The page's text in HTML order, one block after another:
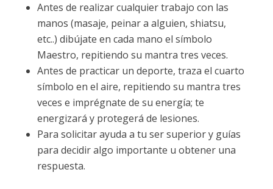
Antes de realizar cualquier trabajo con las
manos (masaje, peinar a alguien, shiatsu,
etc..) dibújate en cada mano el símbolo
Maestro, repitiendo su mantra tres veces.
Antes de practicar un deporte, traza el cuarto
símbolo en el aire, repitiendo su mantra tres
veces e imprégnate de su energía; te
energizará y protegerá de lesiones.
Para solicitar ayuda a tu ser superior y guías
para decidir algo importante u obtener una
respuesta.